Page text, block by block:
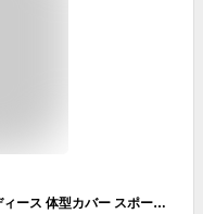
ヨガウェア トップス 長袖 ヨガ ウェア レディース 体型カバー スポーツウェア ロング丈 ゆったり おしゃれ ランニング ウォーキング ピラティス フィットネスウェア ランニングウェア トレーニングウェア ジムウェア 【EY037】[M便 1/2]